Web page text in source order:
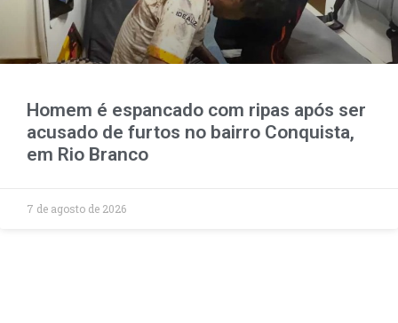
Homem é espancado com ripas após ser
acusado de furtos no bairro Conquista,
em Rio Branco
7 de agosto de 2026